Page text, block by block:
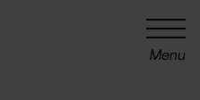
Menu